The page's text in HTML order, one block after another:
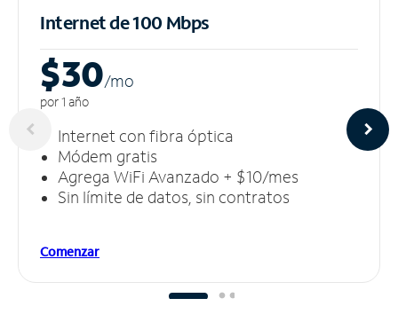
Internet de 100 Mbps
$30/mo
por 1 año
Internet con fibra óptica
Módem gratis
Agrega WiFi Avanzado + $10/mes
Sin límite de datos, sin contratos
Comenzar